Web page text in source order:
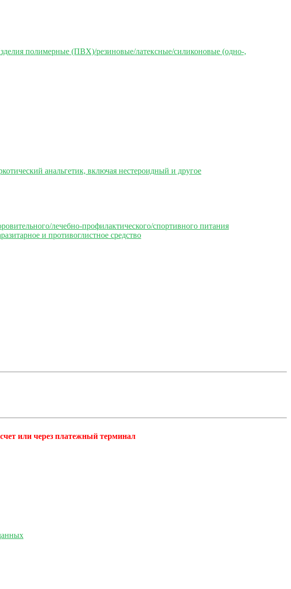
полимерные (ПВХ)/резиновые/латексные/силиконовые (одно-,
анальгетик, включая нестероидный и другое
лечебно-профилактического/спортивного питания
и противоглистное средство
или через платежный терминал